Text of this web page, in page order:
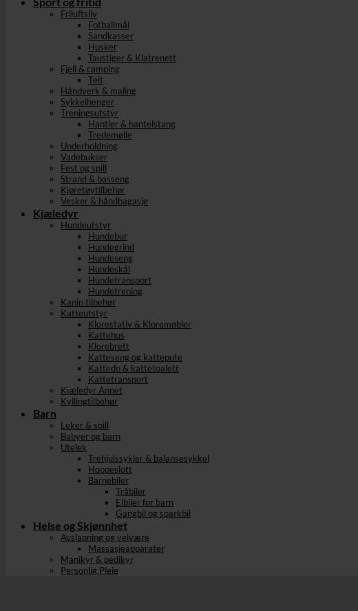
Friluftsliv
Fotballmål
Sandkasser
Husker
Taustiger & Klatrenett
Fjell & camping
Telt
Håndverk & maling
Sykkelhenger
Treningsutstyr
Hantler & hantelstang
Tredemølle
Underholdning
Vadebukser
Fest og spill
Strand & basseng
Kjøretøytilbehør
Vesker & håndbagasje
Kjæledyr
Hundeutstyr
Hundebur
Hundegrind
Hundeseng
Hundeskål
Hundetransport
Hundetrening
Kanin tilbehør
Katteutstyr
Klorestativ & Kloremøbler
Kattehus
Klorebrett
Katteseng og kattepute
Kattedo & kattetoalett
Kattetransport
Kjæledyr Annet
Kyllingtilbehør
Barn
Leker & spill
Babyer og barn
Utelek
Trehjulssykler & balansesykkel
Hoppeslott
Barnebiler
Tråbiler
Elbiler for barn
Gangbil og sparkbil
Helse og Skjønnhet
Avslapning og velvære
Massasjeapparater
Manikyr & pedikyr
Personlig Pleie